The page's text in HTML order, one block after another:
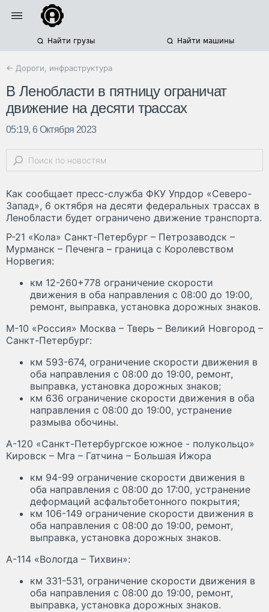
Найти грузы Найти машины
← Дороги, инфраструктура
В Ленобласти в пятницу ограничат
движение на десяти трассах
05:19, 6 Октября 2023
Как сообщает пресс-служба ФКУ Упрдор «Северо-
Запад», 6 октября на десяти федеральных трассах в
Ленобласти будет ограничено движение транспорта.
Р-21 «Кола» Санкт-Петербург – Петрозаводск –
Мурманск – Печенга – граница с Королевством
Норвегия:
км 12-260+778 ограничение скорости
движения в оба направления с 08:00 до 19:00,
ремонт, выправка, установка дорожных знаков.
М-10 «Россия» Москва – Тверь – Великий Новгород –
Санкт-Петербург:
км 593-674, ограничение скорости движения в
оба направления с 08:00 до 19:00, ремонт,
выправка, установка дорожных знаков;
км 636 ограничение скорости движения в оба
направления с 08:00 до 19:00, устранение
размыва обочины.
А-120 «Санкт-Петербургское южное - полукольцо»
Кировск – Мга – Гатчина – Большая Ижора
км 94-99 ограничение скорости движения в
оба направления с 08:00 до 17:00, устранение
деформаций асфальтобетонного покрытия;
км 106-149 ограничение скорости движения в
оба направления с 08:00 до 19:00, ремонт,
выправка, установка дорожных знаков.
А-114 «Вологда – Тихвин»:
км 331-531, ограничение скорости движения в
оба направления с 08:00 до 19:00, ремонт,
выправка, установка дорожных знаков.